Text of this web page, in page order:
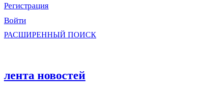
Регистрация
Войти
РАСШИРЕННЫЙ ПОИСК
лента новостей